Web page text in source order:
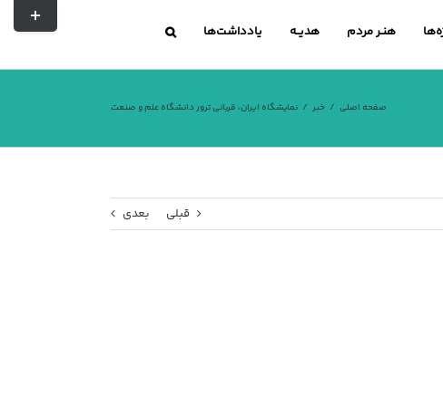
هنـر مردم هدیــه یادداشت‌ها
صفحه اصلی خبر نمایشگاه ایران، قربانی ترور دانشگاه علم و صنعت
قبلی بعدی
تغییر
نوار